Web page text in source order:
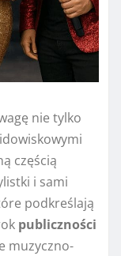
nie tylko
częścią
i sami
podkreślają
publiczności
muzyczno-